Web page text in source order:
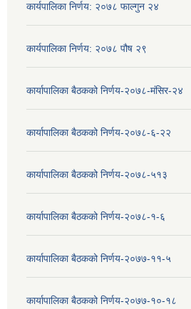
कार्यपालिका निर्णय: २०७८ फाल्गुन २४
कार्यपालिका निर्णय: २०७८ पौष २९
कार्यापालिका बैठकको निर्णय-२०७८-मंसिर-२४
कार्यापालिका बैठकको निर्णय-२०७८-६-२२
कार्यापालिका बैठकको निर्णय-२०७८-५१३
कार्यापालिका बैठकको निर्णय-२०७८-१-६
कार्यापालिका बैठकको निर्णय-२०७७-११-५
कार्यापालिका बैठकको निर्णय-२०७७-१०-१८